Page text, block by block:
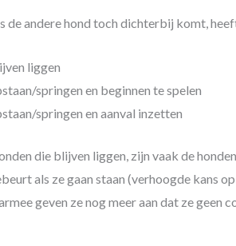
de andere hond toch dichterbij komt,
liggen
springen en beginnen te spelen
springen en aanval inzetten
die blijven liggen, zijn vaak de
als ze gaan staan (verhoogde kans
geven ze nog meer aan dat ze geen